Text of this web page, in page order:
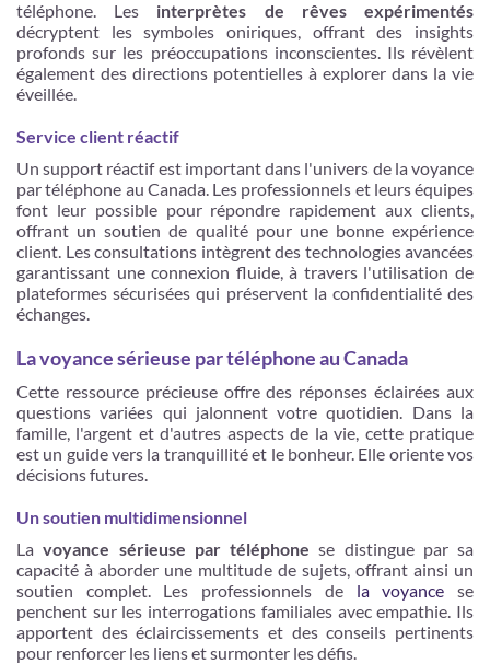
téléphone. Les interprètes de rêves expérimentés
décryptent les symboles oniriques, offrant des insights
profonds sur les préoccupations inconscientes. Ils révèlent
également des directions potentielles à explorer dans la vie
éveillée.
Service client réactif
Un support réactif est important dans l'univers de la voyance
par téléphone au Canada. Les professionnels et leurs équipes
font leur possible pour répondre rapidement aux clients,
offrant un soutien de qualité pour une bonne expérience
client. Les consultations intègrent des technologies avancées
garantissant une connexion fluide, à travers l'utilisation de
plateformes sécurisées qui préservent la confidentialité des
échanges.
La voyance sérieuse par téléphone au Canada
Cette ressource précieuse offre des réponses éclairées aux
questions variées qui jalonnent votre quotidien. Dans la
famille, l'argent et d'autres aspects de la vie, cette pratique
est un guide vers la tranquillité et le bonheur. Elle oriente vos
décisions futures.
Un soutien multidimensionnel
La voyance sérieuse par téléphone se distingue par sa
capacité à aborder une multitude de sujets, offrant ainsi un
soutien complet. Les professionnels de la voyance se
penchent sur les interrogations familiales avec empathie. Ils
apportent des éclaircissements et des conseils pertinents
pour renforcer les liens et surmonter les défis.